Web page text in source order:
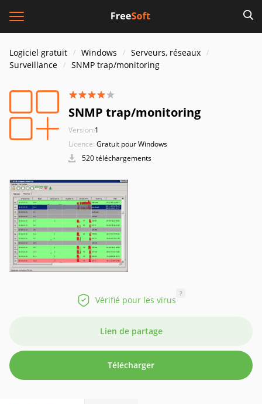
Logiciel gratuit Windows
Serveurs, réseaux
Surveillance
SNMP trap/monitoring
SNMP trap/monitoring
Version:1
Licence: Gratuit pour Windows
520 téléchargements
Vérifié pour les virus
?
Lien de partage
Télécharger